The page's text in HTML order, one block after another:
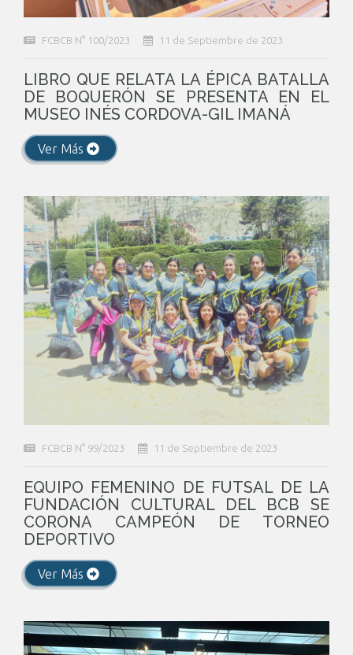
FCBCB N° 100/2023 11 de Septiembre de 2023
LIBRO QUE RELATA LA ÉPICA BATALLA
DE BOQUERÓN SE PRESENTA EN EL
MUSEO INÉS CORDOVA-GIL IMANÁ
Ver Más
FCBCB N° 99/2023 11 de Septiembre de 2023
EQUIPO FEMENINO DE FUTSAL DE LA
FUNDACIÓN CULTURAL DEL BCB SE
CORONA CAMPEÓN DE TORNEO
DEPORTIVO
Ver Más